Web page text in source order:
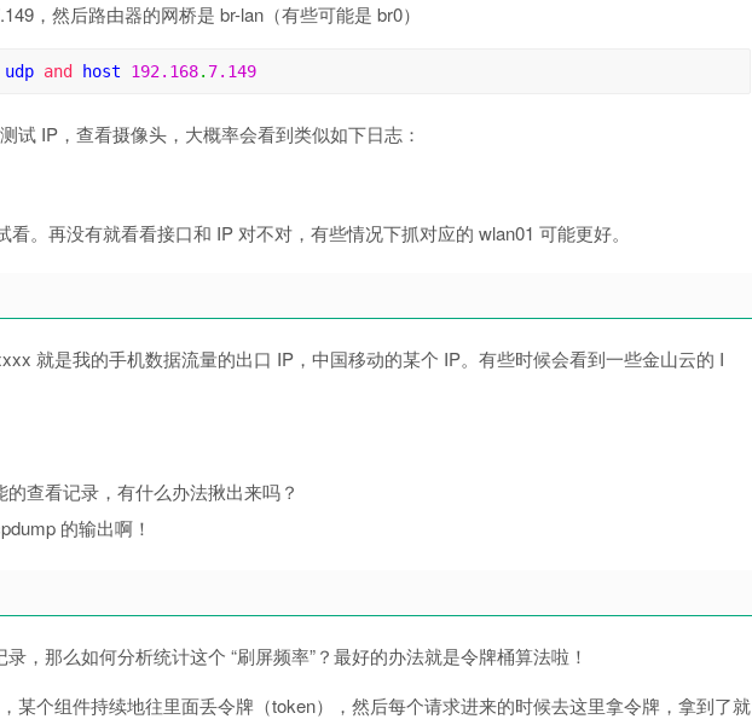
，然后路由器的网桥是 br-lan（有些可能是 br0）
and host 192.168. 7.149
试 IP，查看摄像头，大概率会看到类似如下日志：
。再没有就看看接口和 IP 对不对，有些情况下抓对应的 wlan01 可能更好。
就是我的手机数据流量的出口 IP，中国移动的某个 IP。有些时候会看到一些金山云的 I
查看记录，有什么办法揪出来吗？
的输出啊！
，那么如何分析统计这个 “刷屏频率”？最好的办法就是令牌桶算法啦！
某个组件持续地往里面丢令牌（token），然后每个请求进来的时候去这里拿令牌，拿到了就